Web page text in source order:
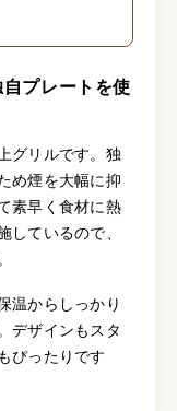
プレートを使
グリルです。独
め煙を大幅に抑
素早く食材に熱
しているので、
温からしっかり
デザインもスタ
ぴったりです